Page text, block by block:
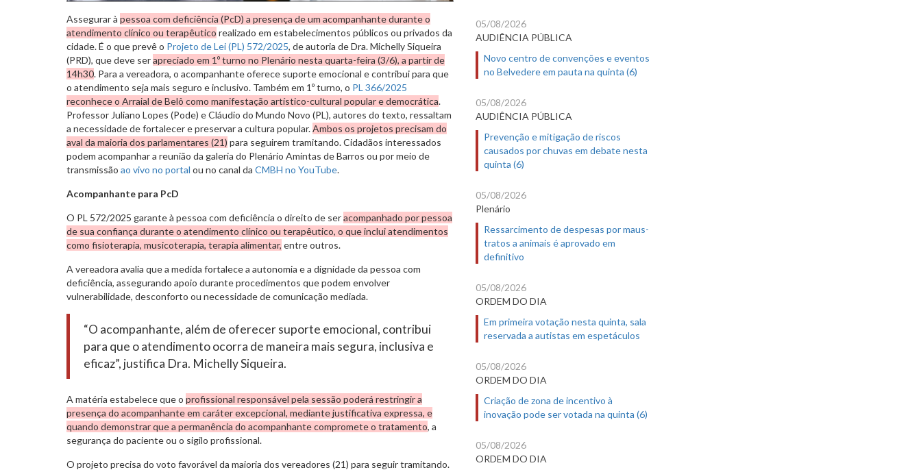
Assegurar à pessoa com deficiência (PcD) a presença de um acompanhante durante o
atendimento clínico ou terapêutico realizado em estabelecimentos públicos ou privados da
cidade. É o que prevê o Projeto de Lei (PL) 572/2025, de autoria de Dra. Michelly Siqueira
(PRD), que deve serapreciado em 1º turno no Plenário nesta quarta-feira (3/6), a partir de
14h30. Para a vereadora, o acompanhante oferece suporte emocional e contribui para que
o atendimento seja mais seguro e inclusivo. Também em 1º turno, o PL 366/2025
reconhece o Arraial de Belô como manifestação artístico-cultural popular e democrática.
Professor Juliano Lopes (Pode) e Cláudio do Mundo Novo (PL), autores do texto, ressaltam
a necessidade de fortalecer e preservar a cultura popular.Ambos os projetos precisam do
aval da maioria dos parlamentares (21) para seguirem tramitando. Cidadãos interessados
podem acompanhar a reunião da galeria do Plenário Amintas de Barros ou por meio de
transmissão ao vivo no portal ou no canal da CMBH no YouTube.
Acompanhante para PcD
O PL 572/2025 garante à pessoa com deficiência o direito de seracompanhado por pessoa
de sua confiança durante o atendimento clínico ou terapêutico, o que inclui atendimentos
como fisioterapia, musicoterapia, terapia alimentar, entre outros.
A vereadora avalia que a medida fortalece a autonomia e a dignidade da pessoa com
deficiência, assegurando apoio durante procedimentos que podem envolver
vulnerabilidade, desconforto ou necessidade de comunicação mediada.
“O acompanhante, além de oferecer suporte emocional, contribui
para que o atendimento ocorra de maneira mais segura, inclusiva e
eficaz”, justifica Dra. Michelly Siqueira.
A matéria estabelece que o profissional responsável pela sessão poderá restringir a
presença do acompanhante em caráter excepcional, mediante justificativa expressa, e
quando demonstrar que a permanência do acompanhante compromete o tratamento, a
segurança do paciente ou o sigilo profissional.
O projeto precisa do voto favorável da maioria dos vereadores (21) para seguir tramitando.
05/08/2026
AUDIÊNCIA PÚBLICA
Novo centro de convenções e eventos
no Belvedere em pauta na quinta (6)
05/08/2026
AUDIÊNCIA PÚBLICA
Prevenção e mitigação de riscos
causados por chuvas em debate nesta
quinta (6)
05/08/2026
Plenário
Ressarcimento de despesas por maus-
tratos a animais é aprovado em
definitivo
05/08/2026
ORDEM DO DIA
Em primeira votação nesta quinta, sala
reservada a autistas em espetáculos
05/08/2026
ORDEM DO DIA
Criação de zona de incentivo à
inovação pode ser votada na quinta (6)
05/08/2026
ORDEM DO DIA